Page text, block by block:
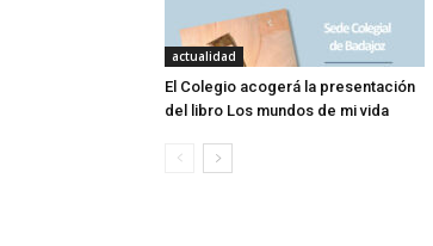
actualidad
El Colegio acogerá la presentación
del libro Los mundos de mi vida